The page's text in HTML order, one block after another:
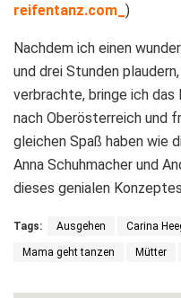
reifentanz.com_ )
Nachdem ich einen
und drei Stunden
verbrachte, bringe ich das
nach Oberösterreich und
gleichen Spaß haben wie
Anna Schuhmacher und
dieses genialen
Tags: Ausgehen Carina
Mama geht tanzen Mütter